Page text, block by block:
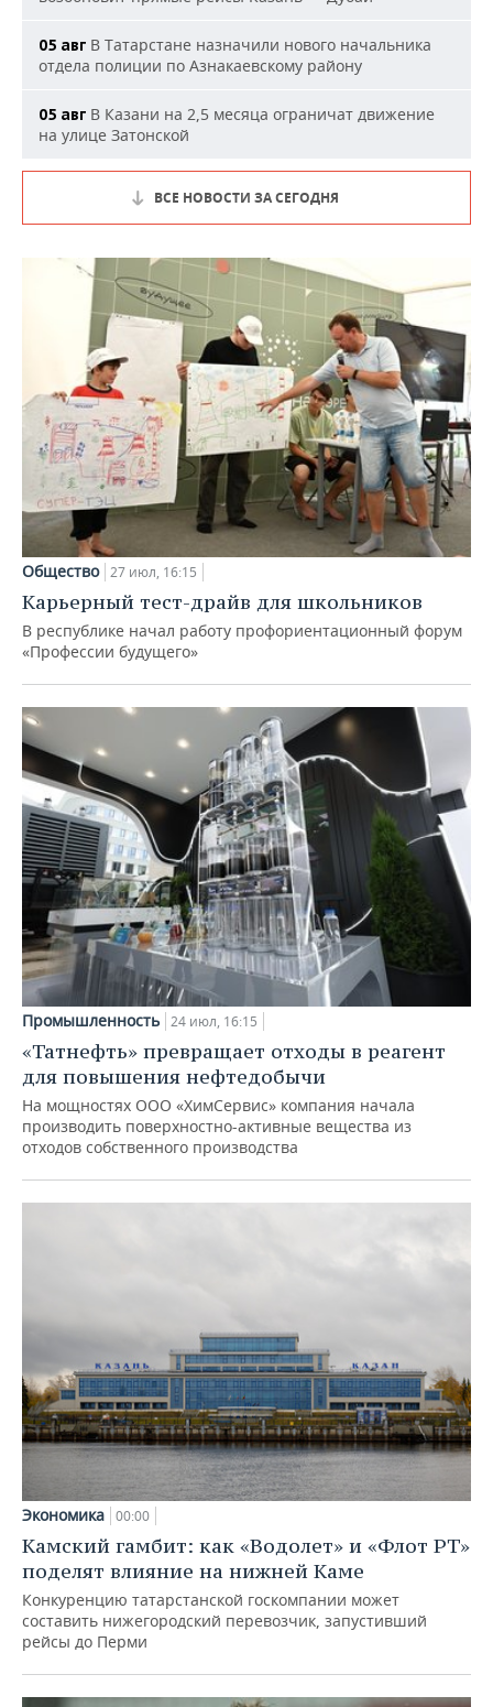
05 авг В Татарстане назначили нового начальника
отдела полиции по Азнакаевскому району
05 авг В Казани на 2,5 месяца ограничат движение
на улице Затонской
ВСЕ НОВОСТИ ЗА СЕГОДНЯ
Общество 27 июл, 16:15
Карьерный тест-драйв для школьников
В республике начал работу профориентационный форум
«Профессии будущего»
Промышленность 24 июл, 16:15
«Татнефть» превращает отходы в реагент
для повышения нефтедобычи
На мощностях ООО «ХимСервис» компания начала
производить поверхностно-активные вещества из
отходов собственного производства
Экономика 00:00
Камский гамбит: как «Водолет» и «Флот РТ»
поделят влияние на нижней Каме
Конкуренцию татарстанской госкомпании может
составить нижегородский перевозчик, запустивший
рейсы до Перми